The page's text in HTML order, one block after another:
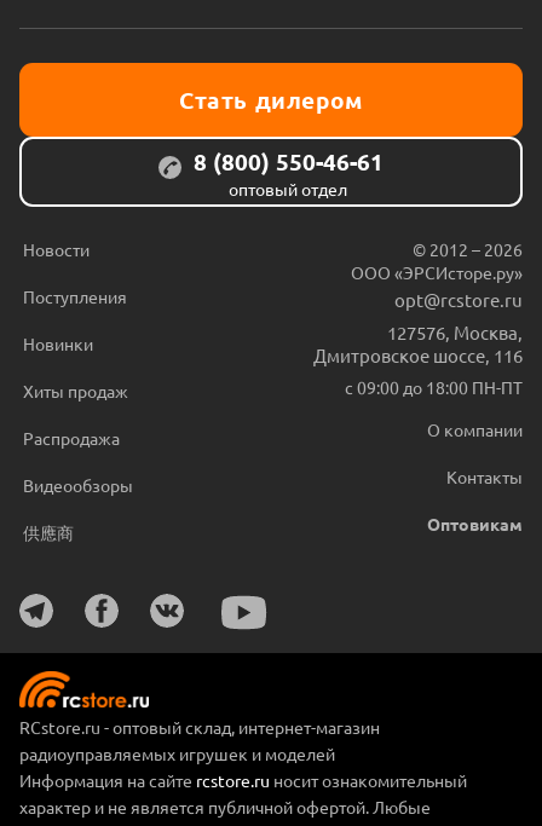
Стать дилером
8 (800) 550-46-61
оптовый отдел
Новости
Поступления
Новинки
Хиты продаж
Распродажа
Видеообзоры
供應商
© 2012 – 2026
ООО «ЭРСИсторе.ру»
opt@rcstore.ru
127576 Москва
Дмитровское шоссе, 116
с 09:00 до 18:00 ПН-ПТ
О компании
Контакты
Оптовикам
RCstore.ru - оптовый склад, интернет-магазин
радиоуправляемых игрушек и моделей
Информация на сайте rcstore.ru носит ознакомительный
характер и не является публичной офертой. Любые